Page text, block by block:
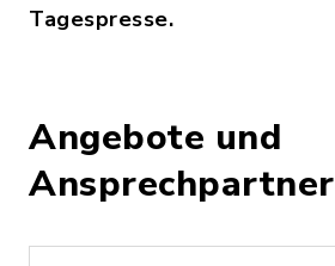
Tagespresse.
Angebote und
Ansprechpartner